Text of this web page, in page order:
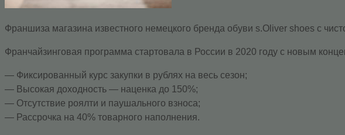
Франшиза магазина известного немецкого бренда обуви s.Oliver shoes с
Франчайзинговая программа стартовала в России в 2020 году с новым
— Фиксированный курс закупки в рублях на весь сезон;
— Высокая доходность — наценка до 150%;
— Отсутствие роялти и паушального взноса;
— Рассрочка на 40% товарного наполнения.